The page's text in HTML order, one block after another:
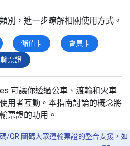
別，進一步瞭解相關使用方式。
儲值卡
會員卡
票證
可讓你透過公車、渡輪和火車
用者互動。本指南討論的概念將
票證的功用。
/QR 圖碼大眾運輸票證的整合支援，如